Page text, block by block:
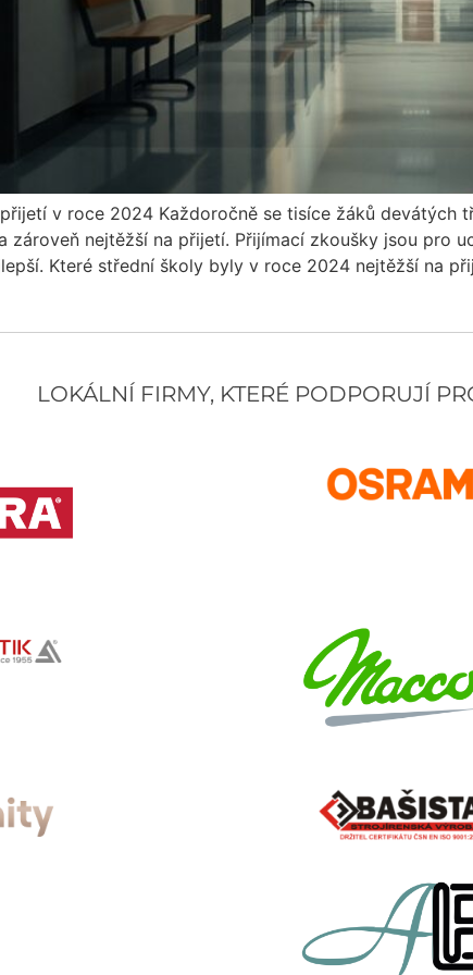
v roce 2024 Každoročně se tisíce žáků devátých
zároveň nejtěžší na přijetí. Přijímací zkoušky jsou pro
Které střední školy byly v roce 2024 nejtěžší na
LOKÁLNÍ FIRMY, KTERÉ PODPORUJÍ